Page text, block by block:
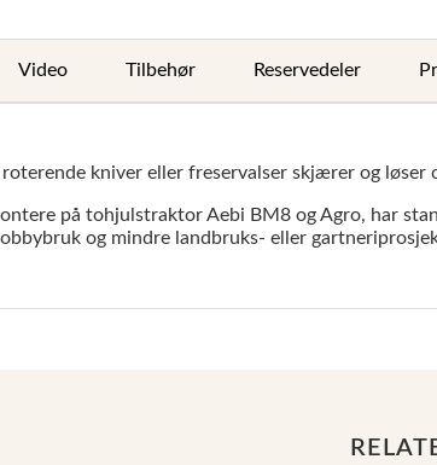
Video Tilbehør Reservedeler
kniver eller freservalser skjærer og
på tohjulstraktor Aebi BM8 og Agro, har
og mindre landbruks- eller